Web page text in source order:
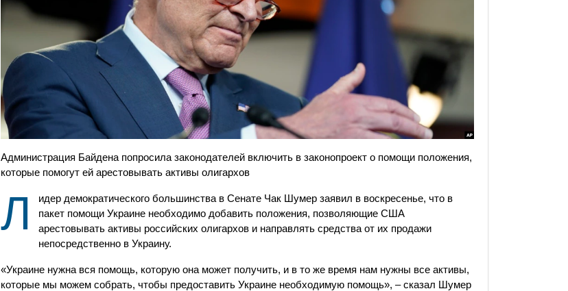
Администрация Байдена попросила законодателей включить в законопроект о помощи положения,
которые помогут ей арестовывать активы олигархов
Л
идер демократического большинства в Сенате Чак Шумер заявил в воскресенье, что в
пакет помощи Украине необходимо добавить положения, позволяющие США
арестовывать активы российских олигархов и направлять средства от их продажи
непосредственно в Украину.
«Украине нужна вся помощь, которую она может получить, и в то же время нам нужны все активы,
которые мы можем собрать, чтобы предоставить Украине необходимую помощь», – сказал Шумер